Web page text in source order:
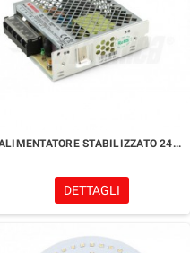
ALIMENTATORE STABILIZZATO 24V 50W
DETTAGLI